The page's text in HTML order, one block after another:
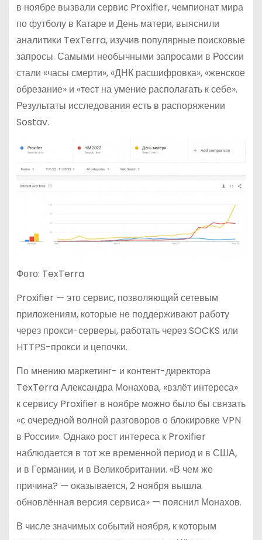
в ноябре вызвали сервис Proxifier, чемпионат мира
по футболу в Катаре и День матери, выяснили
аналитики TexTerra, изучив популярные поисковые
запросы. Самыми необычными запросами в России
стали «часы смерти», «ДНК расшифровка», «женское
обрезание» и «тест на умение располагать к себе».
Результаты исследования есть в распоряжении
Sostav.
Фото: TexTerra
Proxifier — это сервис, позволяющий сетевым
приложениям, которые не поддерживают работу
через прокси-серверы, работать через SOCKS или
HTTPS-прокси и цепочки.
По мнению маркетинг- и контент-директора
TexTerra Александра Монахова, «взлёт интереса»
к сервису Proxifier в ноябре можно было бы связать
«с очередной волной разговоров о блокировке VPN
в России». Однако рост интереса к Proxifier
наблюдается в тот же временной период и в США,
и в Германии, и в Великобритании. «В чем же
причина? — оказывается, 2 ноября вышла
обновлённая версия сервиса» — пояснил Монахов.
В числе значимых событий ноября, к которым